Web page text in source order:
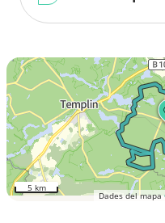
Dades del mapa
5 km